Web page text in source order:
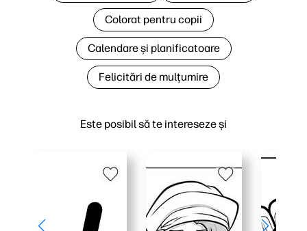
Este posibil să te intereseze și
Colorat pentru copii
Calendare și planificatoare
Felicitări de mulțumire